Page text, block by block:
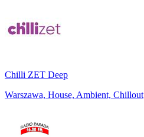
Chilli ZET Deep
Warszawa, House, Ambient, Chillout